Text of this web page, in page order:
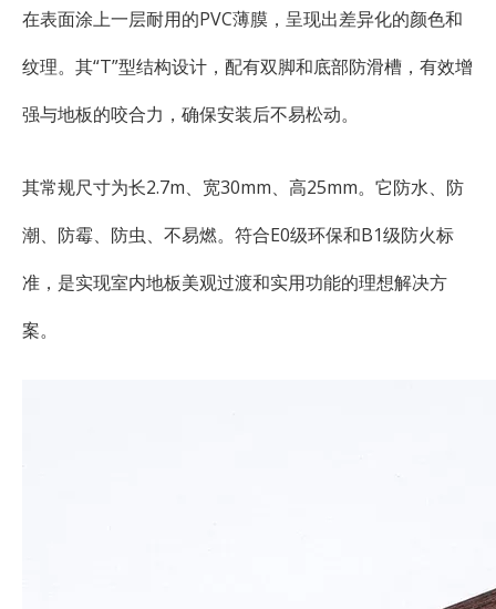
在表面涂上一层耐用的PVC薄膜，呈现出差异化的颜色和
纹理。其“T”型结构设计，配有双脚和底部防滑槽，有效增
强与地板的咬合力，确保安装后不易松动。
其常规尺寸为长2.7m、宽30mm、高25mm。它防水、防
潮、防霉、防虫、不易燃。符合E0级环保和B1级防火标
准，是实现室内地板美观过渡和实用功能的理想解决方
案。